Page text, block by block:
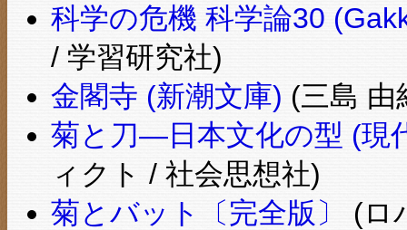
科学の危機 科学論30
/ 学習研究社)
金閣寺 (新潮文庫) (三島 由
菊と刀―日本文化の型 (現
ィクト / 社会思想社)
菊とバット〔完全版〕
(ロ